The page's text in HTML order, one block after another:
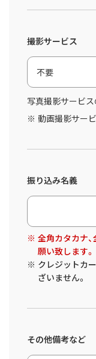
撮影サービス
写真撮影サービス
動画撮影サー
振り込み名義
全角カタカナ
願い致します。
クレジットカ
ざいません。
その他備考など